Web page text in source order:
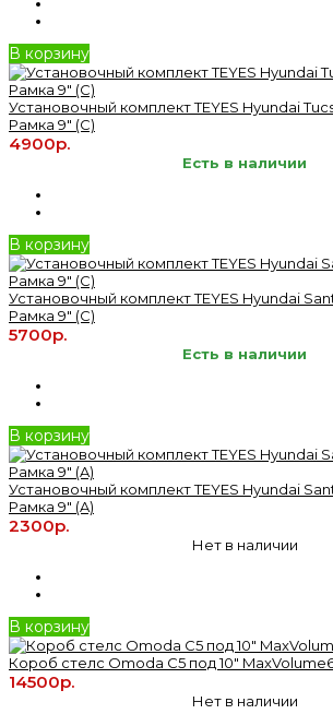
В корзину
Установочный комплект TEYES Hyundai
Рамка 9" (C)
4900р.
Есть в наличии
В корзину
Установочный комплект TEYES Hyundai
Рамка 9" (C)
5700р.
Есть в наличии
В корзину
Установочный комплект TEYES Hyundai
Рамка 9" (A)
2300р.
Нет в наличии
В корзину
Короб стелс Omoda C5 под 10"
14500р.
Нет в наличии